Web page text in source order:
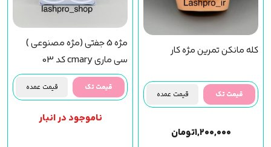
کله مانکن تمرین مژه کار
قیمت تک قیمت عمده
۱,۲۰۰,۰۰۰تومان
مژه 5 جفتی (مژه مصنوعی )
سی ماری cmary کد 03
قیمت تک قیمت عمده
ناموجود در انبار